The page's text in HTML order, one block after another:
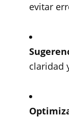
evitar
claridad